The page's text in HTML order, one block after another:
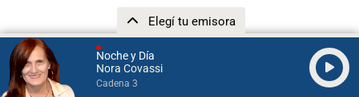
Noche y Día
Nora Covassi
Cadena 3
Elegí tu emisora